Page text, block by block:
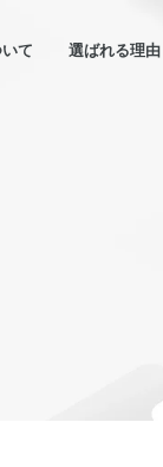
て 選ばれる理由